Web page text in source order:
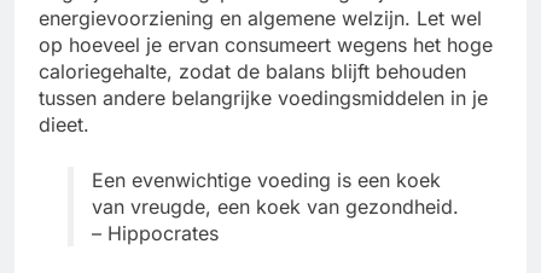
energievoorziening en algemene welzijn. Let wel
op hoeveel je ervan consumeert wegens het hoge
caloriegehalte, zodat de balans blijft behouden
tussen andere belangrijke voedingsmiddelen in je
dieet.
Een evenwichtige voeding is een koek
van vreugde, een koek van gezondheid.
– Hippocrates